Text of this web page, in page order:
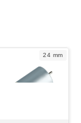
24 mm